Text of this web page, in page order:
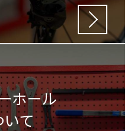
ホール
て